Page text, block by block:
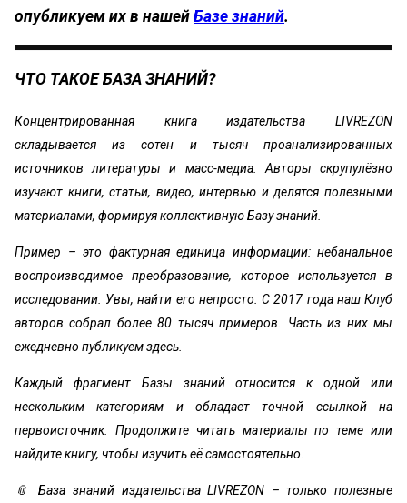
опубликуем их в нашей Базе знаний.
ЧТО ТАКОЕ БАЗА ЗНАНИЙ?
Концентрированная книга издательства LIVREZON
складывается из сотен и тысяч проанализированных
источников литературы и масс-медиа. Авторы скрупулёзно
изучают книги, статьи, видео, интервью и делятся полезными
материалами, формируя коллективную Базу знаний.
Пример – это фактурная единица информации: небанальное
воспроизводимое преобразование, которое используется в
исследовании. Увы, найти его непросто. С 2017 года наш Клуб
авторов собрал более 80 тысяч примеров. Часть из них мы
ежедневно публикуем здесь.
Каждый фрагмент Базы знаний относится к одной или
нескольким категориям и обладает точной ссылкой на
первоисточник. Продолжите читать материалы по теме или
найдите книгу, чтобы изучить её самостоятельно.
📎 База знаний издательства LIVREZON – только полезные